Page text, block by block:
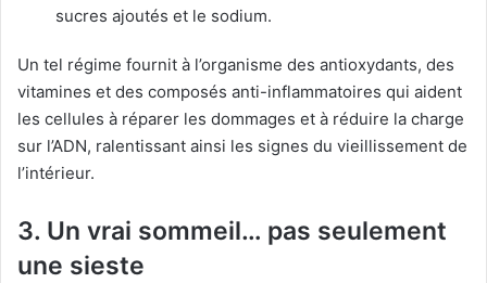
sucres ajoutés et le sodium.
Un tel régime fournit à l’organisme des antioxydants, des
vitamines et des composés anti-inflammatoires qui aident
les cellules à réparer les dommages et à réduire la charge
sur l’ADN, ralentissant ainsi les signes du vieillissement de
l’intérieur.
3. Un vrai sommeil… pas seulement
une sieste